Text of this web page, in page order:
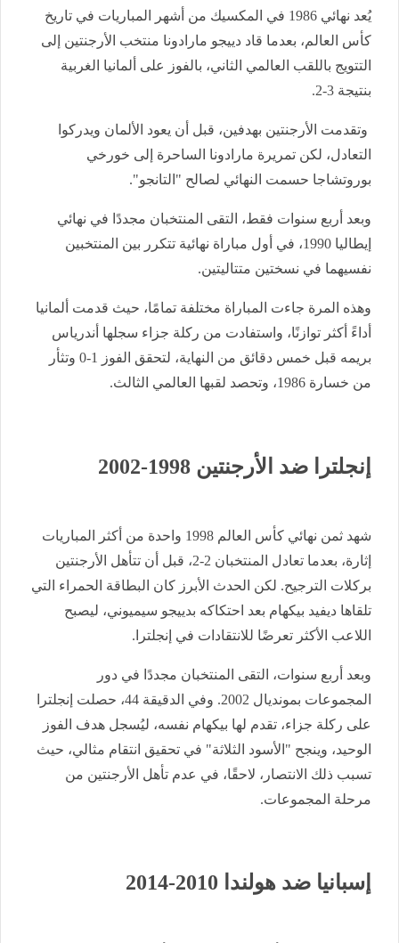
يُعد نهائي 1986 في المكسيك من أشهر المباريات في تاريخ
كأس العالم، بعدما قاد دييجو مارادونا منتخب الأرجنتين إلى
التتويج باللقب العالمي الثاني، بالفوز على ألمانيا الغربية
بنتيجة 3-2.
وتقدمت الأرجنتين بهدفين، قبل أن يعود الألمان ويدركوا
التعادل، لكن تمريرة مارادونا الساحرة إلى خورخي
بوروتشاجا حسمت النهائي لصالح "التانجو".
وبعد أربع سنوات فقط، التقى المنتخبان مجددًا في نهائي
إيطاليا 1990، في أول مباراة نهائية تتكرر بين المنتخبين
نفسيهما في نسختين متتاليتين.
وهذه المرة جاءت المباراة مختلفة تمامًا، حيث قدمت ألمانيا
أداءً أكثر توازنًا، واستفادت من ركلة جزاء سجلها أندرياس
بريمه قبل خمس دقائق من النهاية، لتحقق الفوز 1-0 وتثأر
من خسارة 1986، وتحصد لقبها العالمي الثالث.
إنجلترا ضد الأرجنتين 1998-2002
شهد ثمن نهائي كأس العالم 1998 واحدة من أكثر المباريات
إثارة، بعدما تعادل المنتخبان 2-2، قبل أن تتأهل الأرجنتين
بركلات الترجيح. لكن الحدث الأبرز كان البطاقة الحمراء التي
تلقاها ديفيد بيكهام بعد احتكاكه بدييجو سيميوني، ليصبح
اللاعب الأكثر تعرضًا للانتقادات في إنجلترا.
وبعد أربع سنوات، التقى المنتخبان مجددًا في دور
المجموعات بمونديال 2002. وفي الدقيقة 44، حصلت إنجلترا
على ركلة جزاء، تقدم لها بيكهام نفسه، ليُسجل هدف الفوز
الوحيد، وينجح "الأسود الثلاثة" في تحقيق انتقام مثالي، حيث
تسبب ذلك الانتصار، لاحقًا، في عدم تأهل الأرجنتين من
مرحلة المجموعات.
إسبانيا ضد هولندا 2010-2014